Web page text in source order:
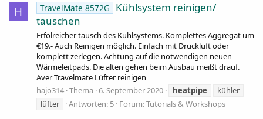
H TravelMate 8572G
Kühlsystem reinigen/
tauschen
Erfolreicher tausch des Kühlsystems. Komplettes Aggregat um
€19.- Auch Reinigen möglich. Einfach mit Druckluft oder
komplett zerlegen. Achtung auf die notwendigen neuen
Wärmeleitpads. Die alten gehen beim Ausbau meißt drauf.
Aver Travelmate Lüfter reinigen
hajo314 Thema 6. September 2020 heatpipe
kühler
lüfter
Antworten: 5 Forum:Tutorials & Workshops